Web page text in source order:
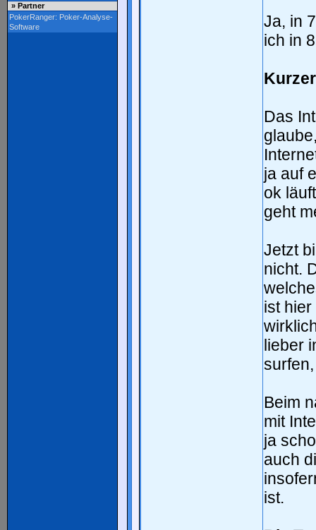
» Partner
PokerRanger: Poker-Analyse-
Software
Ja, in
ich in
Das
ja auf
ok
geht
Jetzt
nicht.
ist
lieber
Beim
mit
ja
auch
ist.